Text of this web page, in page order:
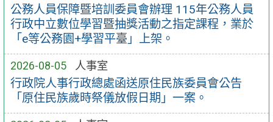
公務人員保障暨培訓委員會辦理 115年公務人員
行政中立數位學習暨抽獎活動之指定課程，業於
「e等公務園+學習平臺」上架。
2026-08-05 人事室
行政院人事行政總處函送原住民族委員會公告
「原住民族歲時祭儀放假日期」一案。